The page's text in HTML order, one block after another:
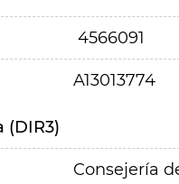
4566091
(DIR3)
A13013774
Consejería